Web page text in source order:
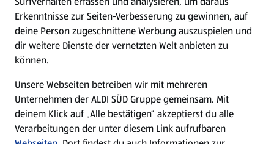
Über ALDI SÜD
Filialen
Nachhaltigkeit
Erkenntnisse zur Seiten-Verbesserung zu gewinnen, auf
deine Person zugeschnittene Werbung auszuspielen und
dir weitere Dienste der vernetzten Welt anbieten zu
können.
Unsere Webseiten betreiben wir mit mehreren
Unternehmen der ALDI SÜD Gruppe gemeinsam. Mit
deinem Klick auf „Alle bestätigen“ akzeptierst du alle
Verarbeitungen der unter diesem Link aufrufbaren